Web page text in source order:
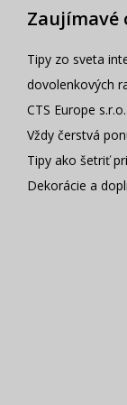
Zaujímavé
Tipy zo sveta
dovolenkových
CTS Europe s.r.o.
Vždy čerstvá
Tipy ako šetriť
Dekorácie a